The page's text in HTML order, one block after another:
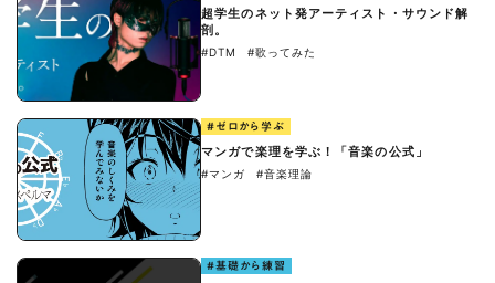
超学生のネット発アーティスト・サウンド解
剖。
#DTM #歌ってみた
#ゼロから学ぶ
マンガで楽理を学ぶ！「音楽の公式」
#マンガ #音楽理論
#基礎から練習